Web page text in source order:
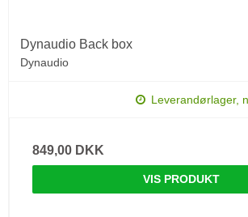
Dynaudio Back box
Dynaudio
Leverandørlager,
849,00 DKK
VIS PRODUKT